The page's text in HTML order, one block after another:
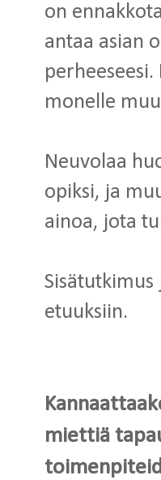
on
antaa asian
monelle
Neuvolaa
opiksi, ja
ainoa, jota
Sisätutkimus
etuuksiin.
miettiä